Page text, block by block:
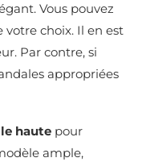
Vous pouvez
choix. Il en est
Par contre, si
appropriées
haute pour
ample,